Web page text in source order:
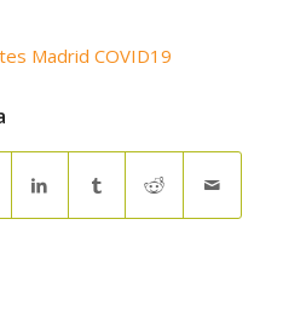
Madrid COVID19